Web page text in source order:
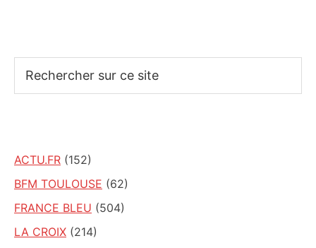
sur
ACTU.FR (152)
BFM TOULOUSE (62)
FRANCE BLEU (504)
LA CROIX (214)